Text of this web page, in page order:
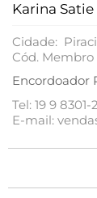
Karina Satie
Cidade:
Cód. Membro
Encordoador
Tel: 19 9
E-mail: